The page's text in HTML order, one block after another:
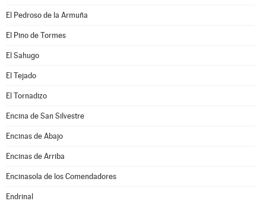
El Pedroso de la Armuña
El Pino de Tormes
El Sahugo
El Tejado
El Tornadizo
Encina de San Silvestre
Encinas de Abajo
Encinas de Arriba
Encinasola de los Comendadores
Endrinal